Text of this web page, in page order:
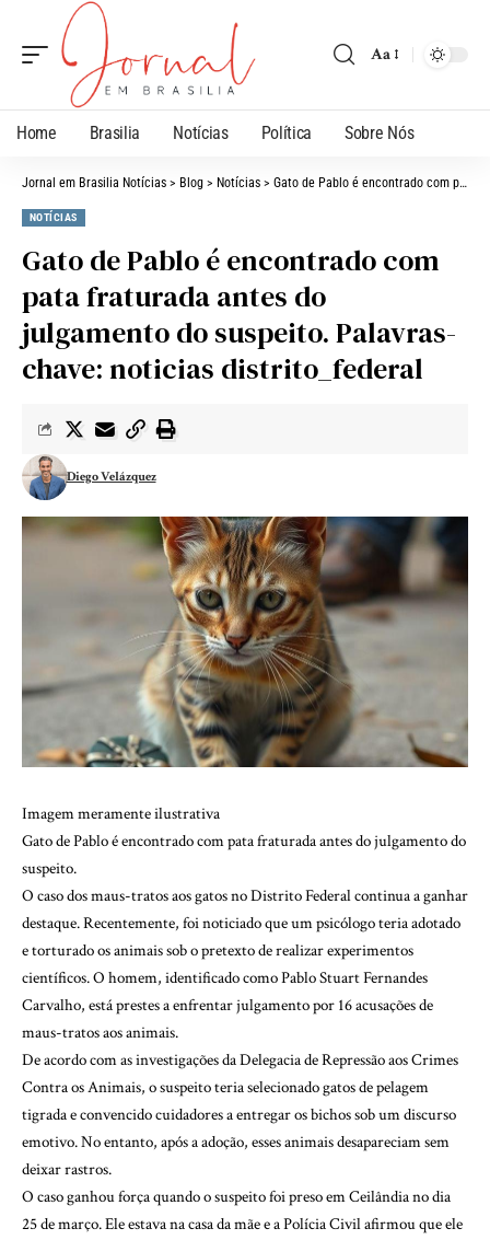
Aa
Home Brasilia Notícias Política Sobre Nós
Jornal em Brasilia Notícias > Blog > Notícias > Gato de Pablo é encontrado com pata fraturada antes do julgamento do suspeito. Palavras-chave: noticias distrito_federal
NOTÍCIAS
Gato de Pablo é encontrado com
pata fraturada antes do
julgamento do suspeito. Palavras-
chave: noticias distrito_federal
Diego Velázquez
Imagem meramente ilustrativa
Gato de Pablo é encontrado com pata fraturada antes do julgamento do
suspeito.
O caso dos maus-tratos aos gatos no Distrito Federal continua a ganhar
destaque. Recentemente, foi noticiado que um psicólogo teria adotado
e torturado os animais sob o pretexto de realizar experimentos
científicos. O homem, identificado como Pablo Stuart Fernandes
Carvalho, está prestes a enfrentar julgamento por 16 acusações de
maus-tratos aos animais.
De acordo com as investigações da Delegacia de Repressão aos Crimes
Contra os Animais, o suspeito teria selecionado gatos de pelagem
tigrada e convencido cuidadores a entregar os bichos sob um discurso
emotivo. No entanto, após a adoção, esses animais desapareciam sem
deixar rastros.
O caso ganhou força quando o suspeito foi preso em Ceilândia no dia
25 de março. Ele estava na casa da mãe e a Polícia Civil afirmou que ele